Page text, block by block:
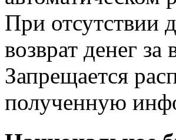
При отсутствии
возврат денег
Запрещается
полученную